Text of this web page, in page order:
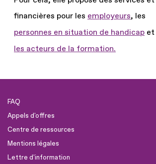
financières pour les employeurs, les
personnes en situation de handicap et
les acteurs de la formation.
FAQ
Appels d'offres
Centre de ressources
Mentions légales
Lettre d'information